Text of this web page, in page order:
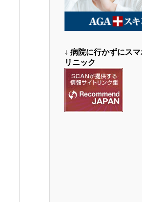
↓ 病院に行かずにス
リニック